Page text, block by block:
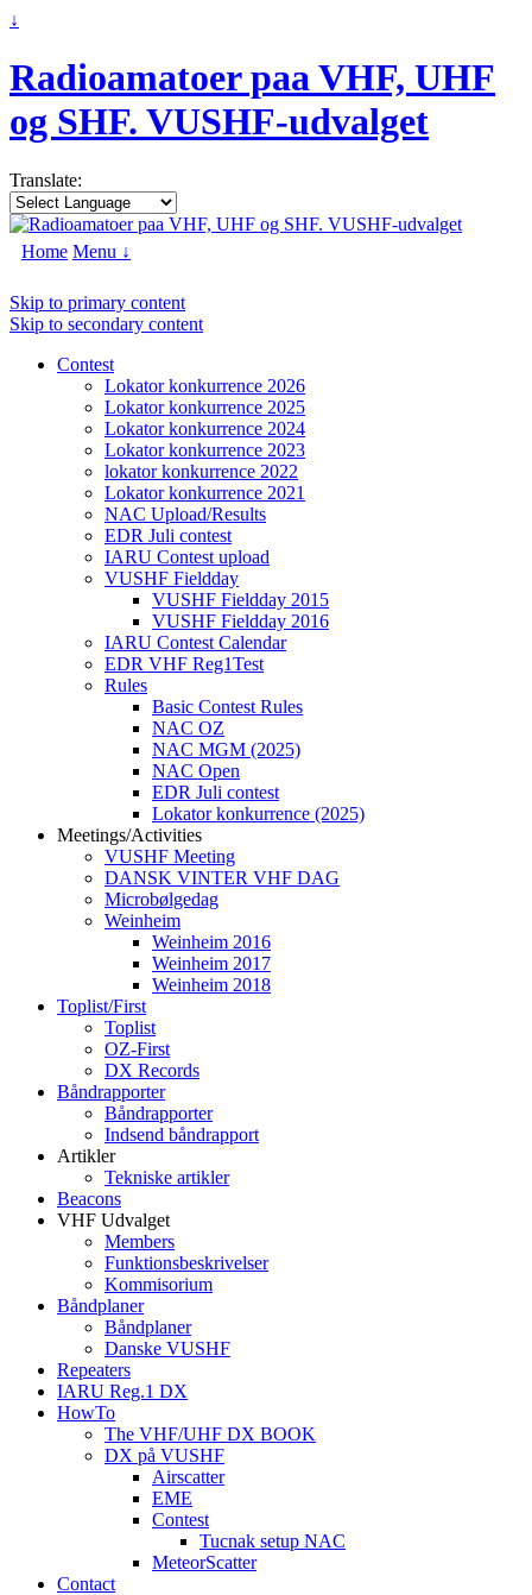
↓
Radioamatoer paa VHF, UHF
og SHF. VUSHF-udvalget
Translate:
Home Menu ↓
Skip to primary content
Skip to secondary content
Contest
Lokator konkurrence 2026
Lokator konkurrence 2025
Lokator konkurrence 2024
Lokator konkurrence 2023
lokator konkurrence 2022
Lokator konkurrence 2021
NAC Upload/Results
EDR Juli contest
IARU Contest upload
VUSHF Fieldday
VUSHF Fieldday 2015
VUSHF Fieldday 2016
IARU Contest Calendar
EDR VHF Reg1Test
Rules
Basic Contest Rules
NAC OZ
NAC MGM (2025)
NAC Open
EDR Juli contest
Lokator konkurrence (2025)
Meetings/Activities
VUSHF Meeting
DANSK VINTER VHF DAG
Microbølgedag
Weinheim
Weinheim 2016
Weinheim 2017
Weinheim 2018
Toplist/First
Toplist
OZ-First
DX Records
Båndrapporter
Båndrapporter
Indsend båndrapport
Artikler
Tekniske artikler
Beacons
VHF Udvalget
Members
Funktionsbeskrivelser
Kommisorium
Båndplaner
Båndplaner
Danske VUSHF
Repeaters
IARU Reg.1 DX
HowTo
The VHF/UHF DX BOOK
DX på VUSHF
Airscatter
EME
Contest
Tucnak setup NAC
MeteorScatter
Contact